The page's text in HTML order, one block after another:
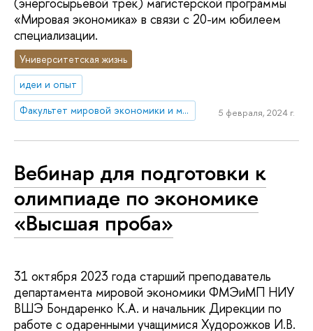
«Мировая экономика» в связи с 20-им юбилеем
специализации.
Университетская жизнь
идеи и опыт
Факультет мировой экономики и мировой политики
5 февраля, 2024 г.
Вебинар для подготовки к
олимпиаде по экономике
«Высшая проба»
31 октября 2023 года старший преподаватель
департамента мировой экономики ФМЭиМП НИУ
ВШЭ Бондаренко К.А. и начальник Дирекции по
работе с одаренными учащимися Худорожков И.В.